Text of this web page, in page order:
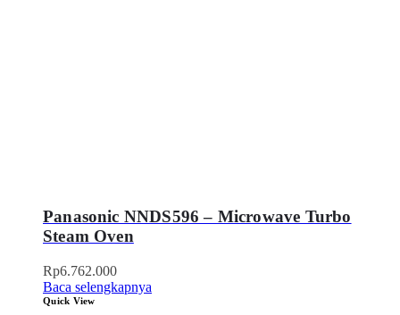
Panasonic NNDS596 – Microwave Turbo
Steam Oven
Rp6.762.000
Baca selengkapnya
Quick View